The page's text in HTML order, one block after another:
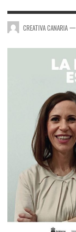
CREATIVA CANARIA —